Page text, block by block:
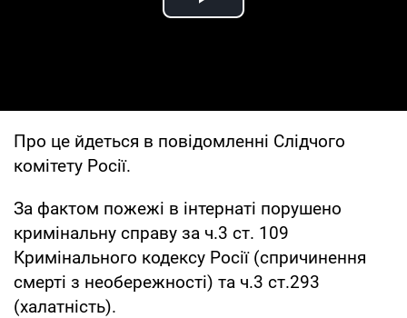
Play Video
Про це йдеться в повідомленні Слідчого
комітету Росії.
За фактом пожежі в інтернаті порушено
кримінальну справу за ч.3 ст. 109
Кримінального кодексу Росії (спричинення
смерті з необережності) та ч.3 ст.293
(халатність).